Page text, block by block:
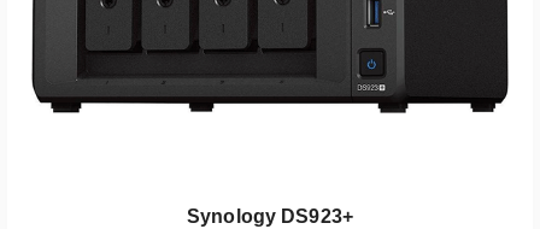
Synology DS923+